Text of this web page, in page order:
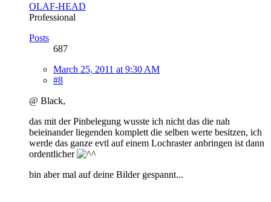
OLAF-HEAD
Professional
Posts
687
March 25, 2011 at 9:30 AM
#8
@ Black,
das mit der Pinbelegung wusste ich nicht das die nah
beieinander liegenden komplett die selben werte besitzen, ich
werde das ganze evtl auf einem Lochraster anbringen ist dann
ordentlicher
bin aber mal auf deine Bilder gespannt...